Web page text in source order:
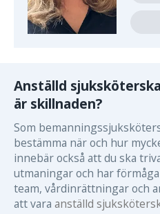
Anställd
är skillnaden?
Som
bestämma när och hur
innebär också att du ska
utmaningar och har
team, vårdinrättningar och
att vara anställd